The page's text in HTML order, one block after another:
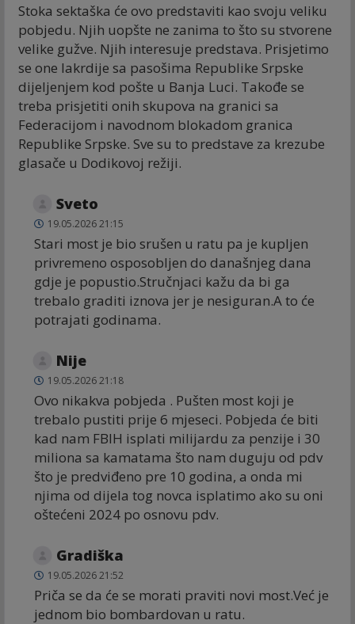
Stoka sektaška će ovo predstaviti kao svoju veliku
pobjedu. Njih uopšte ne zanima to što su stvorene
velike gužve. Njih interesuje predstava. Prisjetimo
se one lakrdije sa pasošima Republike Srpske
dijeljenjem kod pošte u Banja Luci. Takođe se
treba prisjetiti onih skupova na granici sa
Federacijom i navodnom blokadom granica
Republike Srpske. Sve su to predstave za krezube
glasače u Dodikovoj režiji.
Sveto
19.05.2026 21:15
Stari most je bio srušen u ratu pa je kupljen
privremeno osposobljen do današnjeg dana
gdje je popustio.Stručnjaci kažu da bi ga
trebalo graditi iznova jer je nesiguran.A to će
potrajati godinama.
Nije
19.05.2026 21:18
Ovo nikakva pobjeda . Pušten most koji je
trebalo pustiti prije 6 mjeseci. Pobjeda će biti
kad nam FBIH isplati milijardu za penzije i 30
miliona sa kamatama što nam duguju od pdv
što je predviđeno pre 10 godina, a onda mi
njima od dijela tog novca isplatimo ako su oni
oštećeni 2024 po osnovu pdv.
Gradiška
19.05.2026 21:52
Priča se da će se morati praviti novi most.Već je
jednom bio bombardovan u ratu.